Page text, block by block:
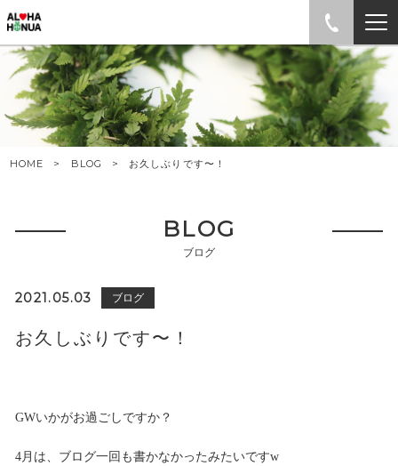
BLOG
ブログ
HOME BLOG お久しぶりです〜！
2021.05.03 ブログ
お久しぶりです〜！
GWいかがお過ごしですか？
4月は、ブログ一回も書かなかったみたいですw